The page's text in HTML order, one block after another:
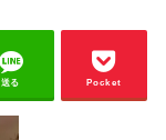
送る Pocket